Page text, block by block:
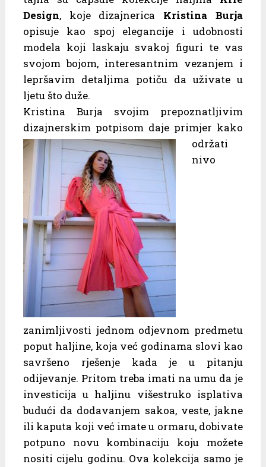
Design, koje dizajnerica Kristina Burja
opisuje kao spoj elegancije i udobnosti
modela koji laskaju svakoj figuri te vas
svojom bojom, interesantnim vezanjem i
lepršavim detaljima potiču da uživate u
ljetu što duže.
Kristina Burja svojim prepoznatljivim
dizajnerskim potpisom daje primjer kako
održati
nivo
zanimljivosti jednom odjevnom predmetu
poput haljine, koja već godinama slovi kao
savršeno rješenje kada je u pitanju
odijevanje. Pritom treba imati na umu da je
investicija u haljinu višestruko isplativa
budući da dodavanjem sakoa, veste, jakne
ili kaputa koji već imate u ormaru, dobivate
potpuno novu kombinaciju koju možete
nositi cijelu godinu. Ova kolekcija samo je